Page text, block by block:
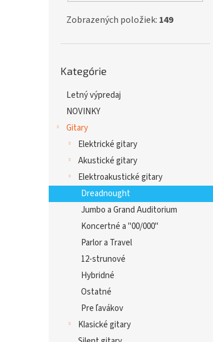
Zobrazených položiek: 149
kategórie
Kategórie
Letný výpredaj
NOVINKY
Gitary
Elektrické gitary
Akustické gitary
Elektroakustické gitary
Dreadnought
Jumbo a Grand Auditorium
Koncertné a "00/000"
Parlor a Travel
12-strunové
Hybridné
Ostatné
Pre ľavákov
Klasické gitary